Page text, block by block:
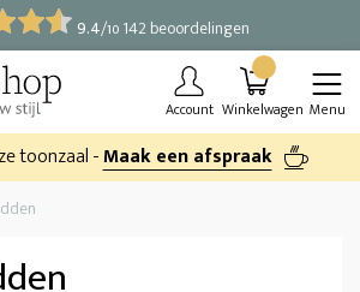
9.4/10 142 beoordelingen
Account Winkelwagen Menu
toonzaal -Maak een afspraak